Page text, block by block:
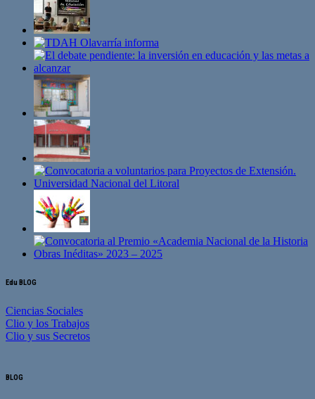
Edu BLOG
Ciencias Sociales
Clio y los Trabajos
Clio y sus Secretos
BLOG